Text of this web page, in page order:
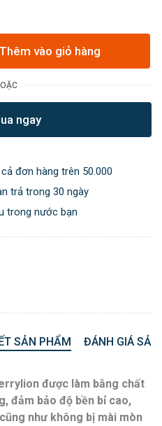
Thêm vào giỏ hàng
ngay
đơn hàng trên 50.000
trả trong 30 ngày
trong nước bạn
SẢN PHẨM ĐÁNH GIÁ
được làm bằng chất
đảm bảo độ bền bỉ cao,
như không bị mài mòn